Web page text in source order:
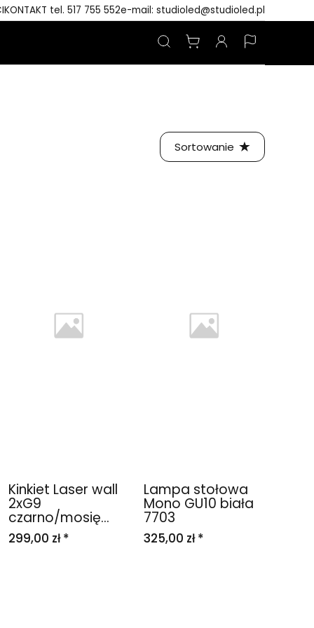
KONTAKT tel. 517 755 552e-mail: studioled@studioled.pl
Sortowanie
Kinkiet Laser wall
2xG9
czarno/mosię...
299,00 zł *
Lampa stołowa
Mono GU10 biała
7703
325,00 zł *